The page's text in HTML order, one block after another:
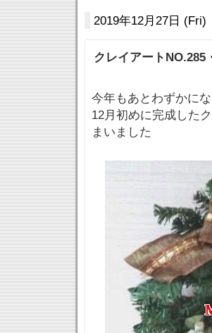
2019年12月27日 (Fri)
クレイアート
今年もあとわずかに
12月初めに完成した
まいました